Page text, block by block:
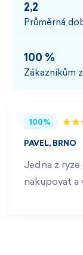
2,2
Průměrná
100 %
Zákazníkům
100%
PAVEL, BRNO
Jedna z
nakupovat a